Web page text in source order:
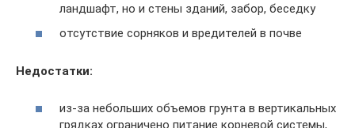
ландшафт, но и стены зданий, забор, беседку
отсутствие сорняков и вредителей в почве
Недостатки:
из-за небольших объемов грунта в вертикальных
грядках ограничено питание корневой системы,